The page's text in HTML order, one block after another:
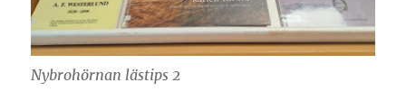
Nybrohörnan lästips 2